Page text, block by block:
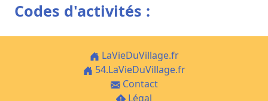
Codes d'activités :
LaVieDuVillage.fr
54.LaVieDuVillage.fr
Contact
Légal